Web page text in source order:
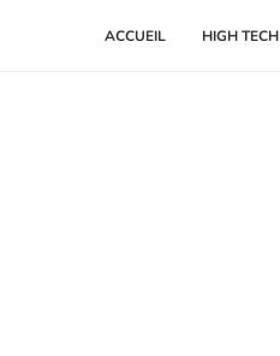
ACCUEIL HIGH TECH